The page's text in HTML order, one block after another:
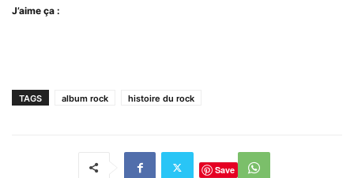
J’aime ça :
TAGS album rock histoire du rock
Save